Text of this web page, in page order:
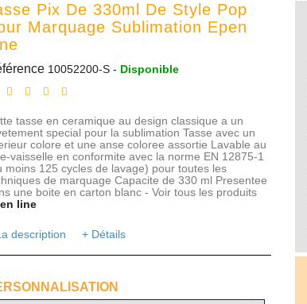
Pix De 330ml De Style Pop
Marquage Sublimation Epen
10052200-S - Disponible
tasse en ceramique au design classique a un
special pour la sublimation Tasse avec un
colore et une anse coloree assortie Lavable au
vaisselle en conformite avec la norme EN 12875-1
moins 125 cycles de lavage) pour toutes les
de marquage Capacite de 330 ml Presentee
une boite en carton blanc - Voir tous les produits
line
description + Détails